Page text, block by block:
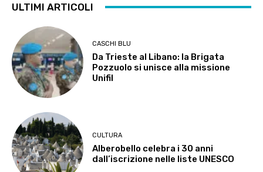
ULTIMI ARTICOLI
CASCHI BLU
Da Trieste al Libano: la Brigata
Pozzuolo si unisce alla missione
Unifil
CULTURA
Alberobello celebra i 30 anni
dall’iscrizione nelle liste UNESCO